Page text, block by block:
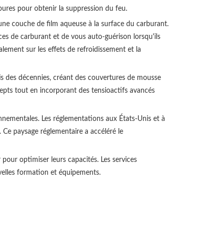
pour obtenir la suppression du feu.
couche de film aqueuse à la surface du carburant.
de carburant et de vous auto-guérison lorsqu'ils
sur les effets de refroidissement et la
des décennies, créant des couvertures de mousse
tout en incorporant des tensioactifs avancés
Les réglementations aux États-Unis et à
paysage réglementaire a accéléré le
optimiser leurs capacités. Les services
formation et équipements.